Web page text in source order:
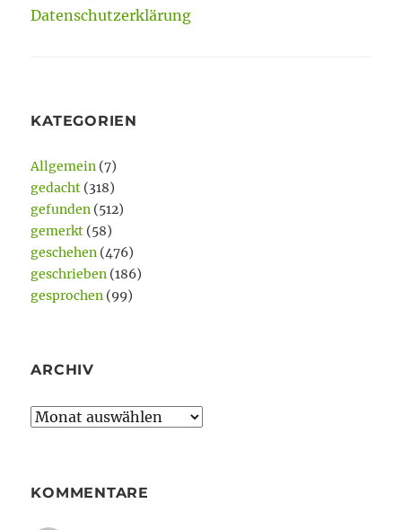
Datenschutzerklärung
KATEGORIEN
Allgemein (7)
gedacht (318)
gefunden (512)
gemerkt (58)
geschehen (476)
geschrieben (186)
gesprochen (99)
ARCHIV
Archiv
KOMMENTARE